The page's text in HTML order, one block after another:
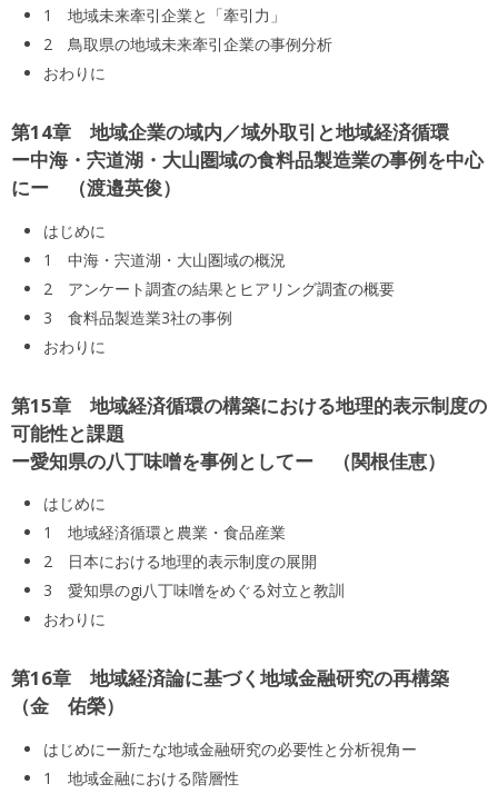
1 地域未来牽引企業と「牽引力」
2 鳥取県の地域未来牽引企業の事例分析
おわりに
第14章 地域企業の域内／域外取引と地域経済循環
ー中海・宍道湖・大山圏域の食料品製造業の事例を中心
にー
渡邉英俊
はじめに
1 中海・宍道湖・大山圏域の概況
2 アンケート調査の結果とヒアリング調査の概要
3 食料品製造業3社の事例
おわりに
第15章 地域経済循環の構築における地理的表示制度の
可能性と課題
ー愛知県の八丁味噌を事例としてー
関根佳恵
はじめに
1 地域経済循環と農業・食品産業
2 日本における地理的表示制度の展開
3 愛知県のgi八丁味噌をめぐる対立と教訓
おわりに
第16章 地域経済論に基づく地域金融研究の再構築
金 佑榮
はじめにー新たな地域金融研究の必要性と分析視角ー
1 地域金融における階層性